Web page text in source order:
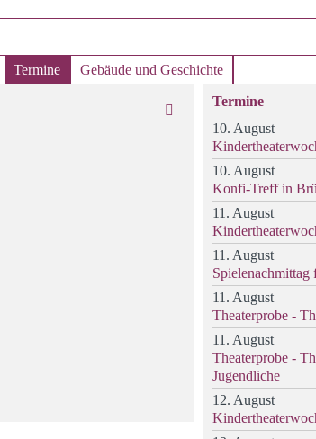
Termine Gebäude und Geschichte
Termine
10. August
10. August
Konfi-Treff in
11. August
11. August
Spielenachmittag
11. August
Theaterprobe -
11. August
Theaterprobe -
Jugendliche
12. August